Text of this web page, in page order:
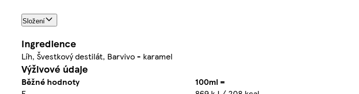
Složení
Ingredience
Líh, Švestkový destilát, Barvivo - karamel
Výživové údaje
Běžné hodnoty 100ml =